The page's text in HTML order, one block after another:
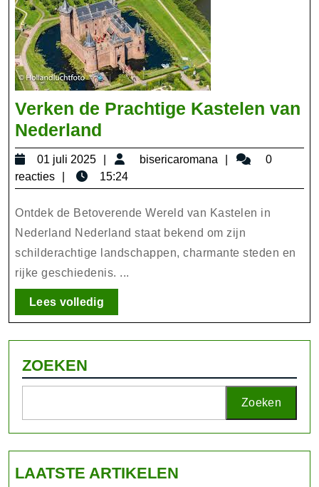
Verken de Prachtige Kastelen van
Nederland
de
Prachtige
Kastelen
van
Nederland
01 juli 2025
01
juli
2025
bisericaromana bisericaromana
0
reacties
15:24
Ontdek de Betoverende Wereld van Kastelen in
Nederland Nederland staat bekend om zijn
schilderachtige landschappen, charmante steden en
rijke geschiedenis. ...
Lees volledigLees
volledig
ZOEKEN
Zoeken
LAATSTE ARTIKELEN